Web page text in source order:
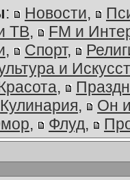
: Новости,
ТВ,
FM и
, Спорт,
и
,
Кулинария,
Он
, Флуд,